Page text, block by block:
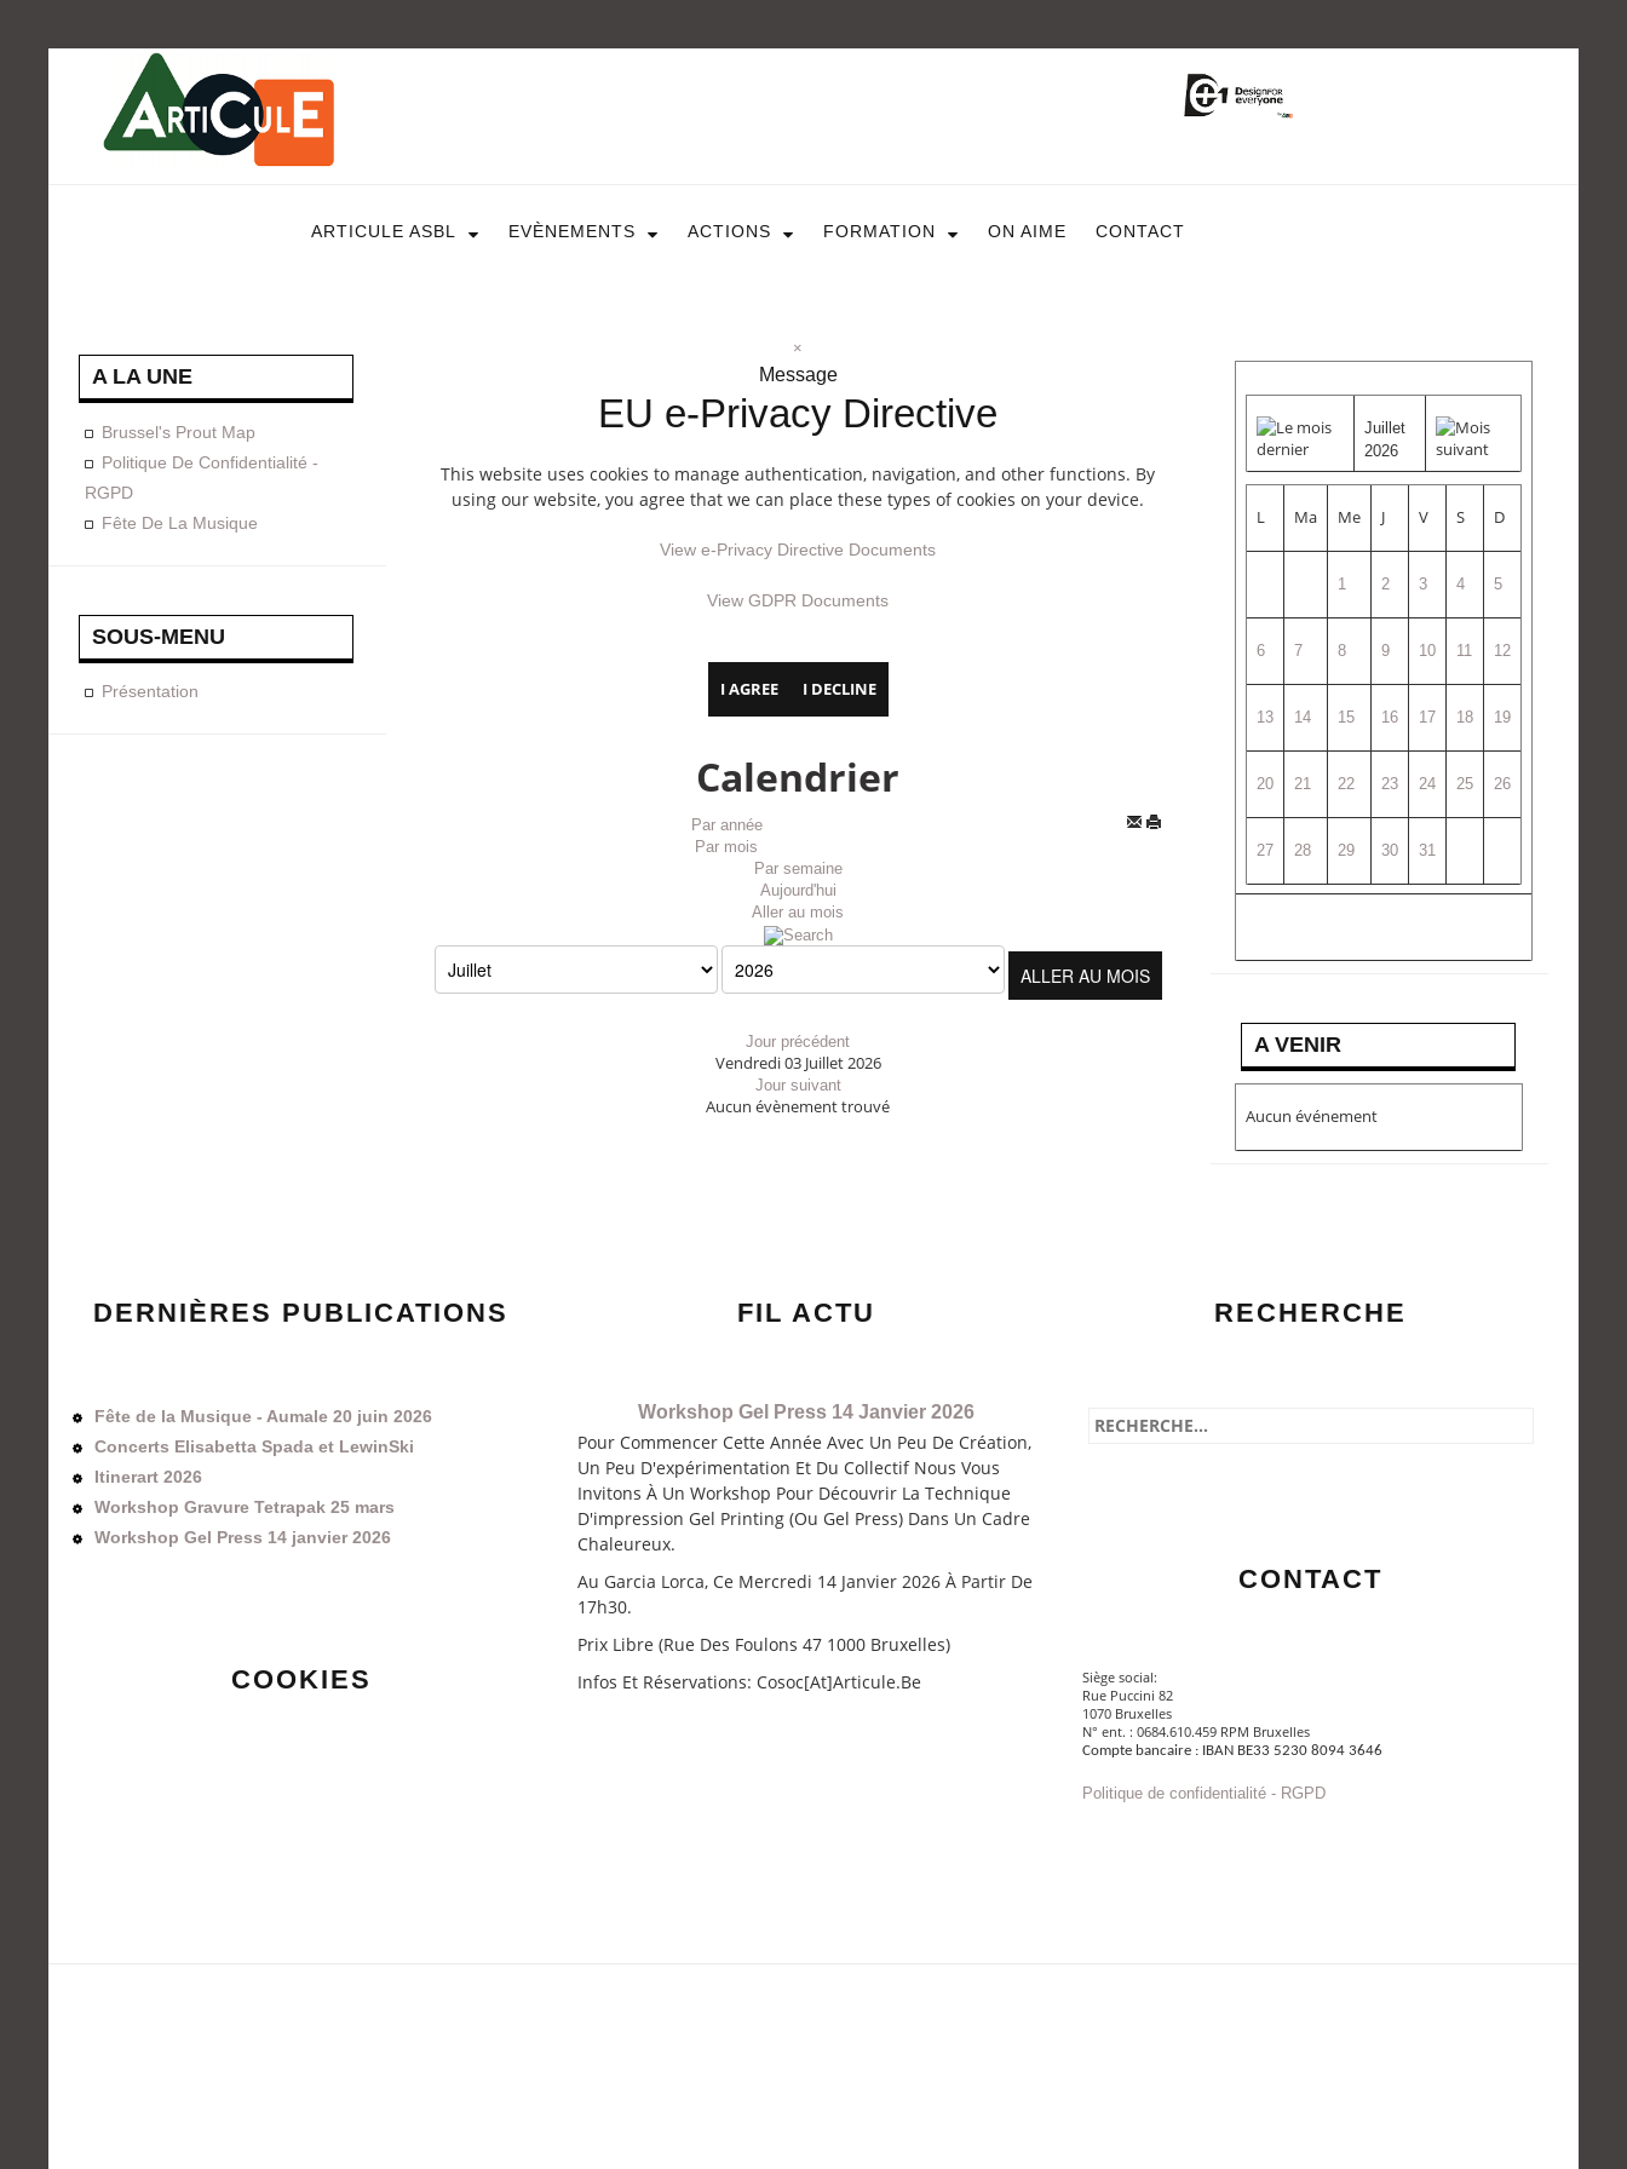
EVÈNEMENTS
Design For Everyone
Publications
FORMATION
Programmées
A La Demande
ON AIME
ARTICULE ASBL EVÈNEMENTS ACTIONS FORMATION ON AIME CONTACT
A LA UNE
Brussel's Prout Map
Politique De Confidentialité -
RGPD
Fête De La Musique
SOUS-MENU
Présentation
×
Message
EU e-Privacy Directive
This website uses cookies to manage authentication, navigation, and other functions. By
using our website, you agree that we can place these types of cookies on your device.
View e-Privacy Directive Documents
View GDPR Documents
I AGREE I DECLINE
Calendrier
Par année
Par mois
Par semaine
Aujourd'hui
Aller au mois
ALLER AU MOIS
Jour précédent
Vendredi 03 Juillet 2026
Jour suivant
Aucun évènement trouvé
Juillet
2026
L Ma Me J V S D
1 2 3 4 5
6 7 8 9 10 11 12
13 14 15 16 17 18 19
20 21 22 23 24 25 26
27 28 29 30 31
A VENIR
Aucun événement
DERNIÈRES PUBLICATIONS
Fête de la Musique - Aumale 20 juin 2026
Concerts Elisabetta Spada et LewinSki
Itinerart 2026
Workshop Gravure Tetrapak 25 mars
Workshop Gel Press 14 janvier 2026
COOKIES
FIL ACTU
Workshop Gel Press 14 Janvier 2026
Pour Commencer Cette Année Avec Un Peu De Création,
Un Peu D'expérimentation Et Du Collectif Nous Vous
Invitons À Un Workshop Pour Découvrir La Technique
D'impression Gel Printing (ou Gel Press) Dans Un Cadre
Chaleureux.
Au Garcia Lorca, Ce Mercredi 14 Janvier 2026 À Partir De
17h30.
Prix Libre (Rue Des Foulons 47 1000 Bruxelles)
Infos Et Réservations: Cosoc[at]articule.be
RECHERCHE
CONTACT
Siège social:
Rue Puccini 82
1070 Bruxelles
N° ent. : 0684.610.459 RPM Bruxelles
Compte bancaire : IBAN BE33 5230 8094 3646
Politique de confidentialité - RGPD